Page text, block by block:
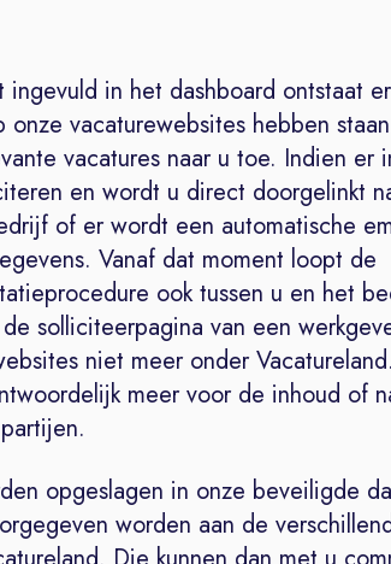
in het dashboard ontstaat
vacaturewebsites hebben
vacatures naar u toe. Indien er
en wordt u direct doorgelinkt
of er wordt een automatische
Vanaf dat moment loopt de
ook tussen u en het
solliciteerpagina van een
niet meer onder
meer voor de inhoud of
opgeslagen in onze beveiligde
worden aan de